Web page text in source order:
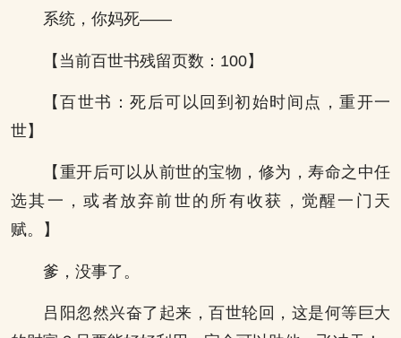
系统，你妈死——
【当前百世书残留页数：100】
【百世书：死后可以回到初始时间点，重开一
世】
【重开后可以从前世的宝物，修为，寿命之中任
选其一，或者放弃前世的所有收获，觉醒一门天
赋。】
爹，没事了。
吕阳忽然兴奋了起来，百世轮回，这是何等巨大